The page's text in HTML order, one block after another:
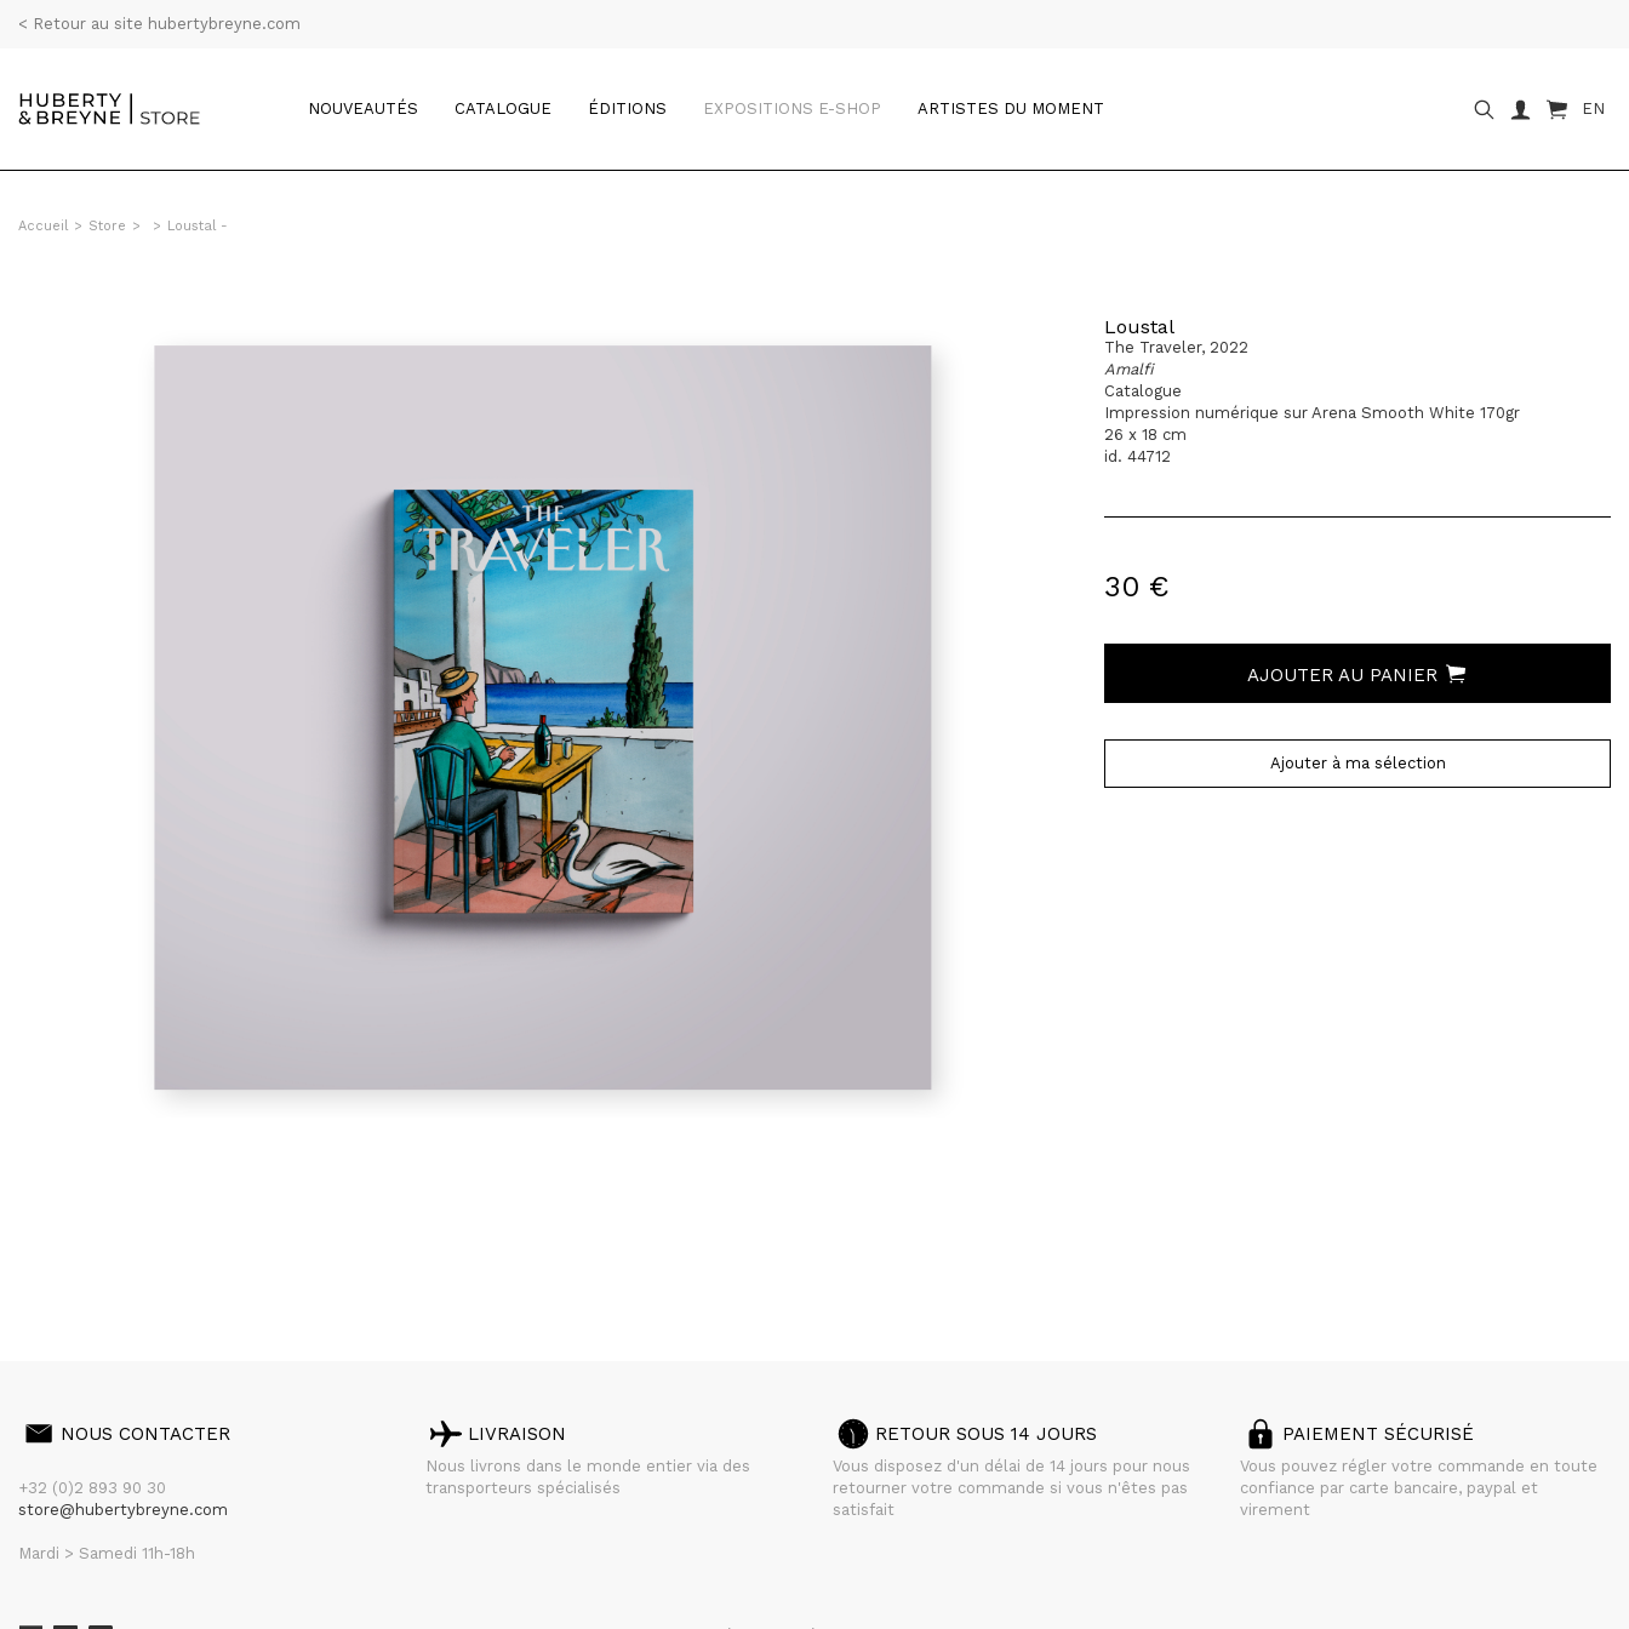
< Retour au site hubertybreyne.com
NOUVEAUTÉS CATALOGUE ÉDITIONS EXPOSITIONS E-SHOP ARTISTES DU MOMENT EN
Accueil > Store > > Loustal -
Loustal
The Traveler, 2022
Amalfi
Catalogue
Impression numérique sur Arena Smooth White 170gr
26 x 18 cm
id. 44712
30 €
AJOUTER AU PANIER
Ajouter à ma sélection
NOUS CONTACTER
+32 (0)2 893 90 30
store@hubertybreyne.com
Mardi > Samedi 11h-18h
LIVRAISON
Nous livrons dans le monde entier via des
transporteurs spécialisés
RETOUR SOUS 14 JOURS
Vous disposez d'un délai de 14 jours pour nous
retourner votre commande si vous n'êtes pas
satisfait
PAIEMENT SÉCURISÉ
Vous pouvez régler votre commande en toute
confiance par carte bancaire, paypal et
virement